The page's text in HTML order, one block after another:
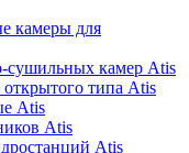
камеры для
сушильных камер Atis
типа Atis
Atis
Atis
Atis